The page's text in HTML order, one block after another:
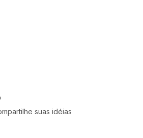
suas idéias